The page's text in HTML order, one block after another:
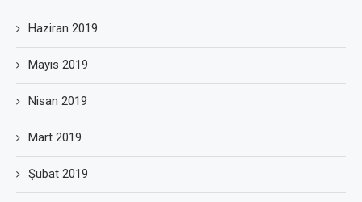
Haziran 2019
Mayıs 2019
Nisan 2019
Mart 2019
Şubat 2019